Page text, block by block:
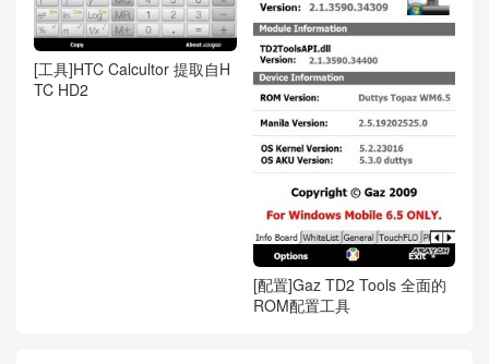
[工具]HTC Calcultor 提取自H
TC HD2
[配置]Gaz TD2 Tools 全面的
ROM配置工具